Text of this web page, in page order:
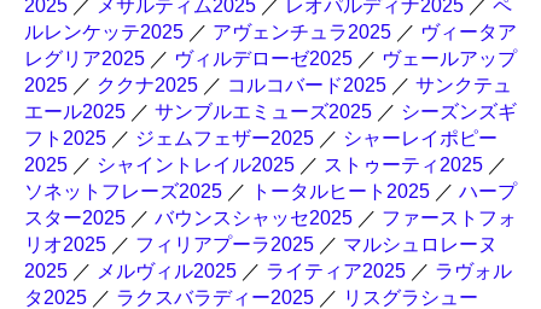
2025 ／ メサルティム2025 ／ レオパルディナ2025 ／ ペ
ルレンケッテ2025 ／ アヴェンチュラ2025 ／ ヴィータア
レグリア2025 ／ ヴィルデローゼ2025 ／ ヴェールアップ
2025 ／ ククナ2025 ／ コルコバード2025 ／ サンクテュ
エール2025 ／ サンブルエミューズ2025 ／ シーズンズギ
フト2025 ／ ジェムフェザー2025 ／ シャーレイポピー
2025 ／ シャイントレイル2025 ／ ストゥーティ2025 ／
ソネットフレーズ2025 ／ トータルヒート2025 ／ ハープ
スター2025 ／ バウンスシャッセ2025 ／ ファーストフォ
リオ2025 ／ フィリアプーラ2025 ／ マルシュロレーヌ
2025 ／ メルヴィル2025 ／ ライティア2025 ／ ラヴォル
タ2025 ／ ラクスバラディー2025 ／ リスグラシュー